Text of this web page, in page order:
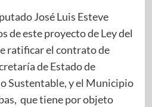
José Luis Esteve
de este proyecto de Ley del
ratificar el contrato de
de Estado de
Sustentable, y el Municipio
que tiene por objeto